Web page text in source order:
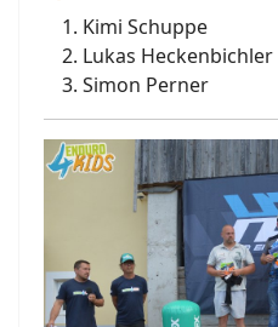
Kimi Schuppe
Lukas Heckenbichler
Simon Perner